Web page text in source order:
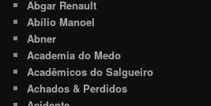
Abgar Renault
Abílio Manoel
Abner
Academia do Medo
Acadêmicos do Salgueiro
Achados & Perdidos